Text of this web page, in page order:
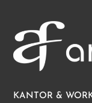
KANTOR &